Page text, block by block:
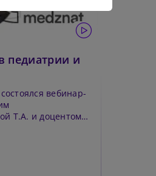
педиатрии и
Т.А. и доцентом